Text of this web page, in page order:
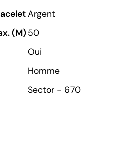
Argent
(M)50
Oui
Homme
Sector - 670